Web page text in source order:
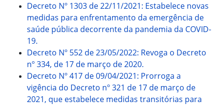
Decreto Nº 1303 de 22/11/2021: Estabelece novas
medidas para enfrentamento da emergência de
saúde pública decorrente da pandemia da COVID-
19.
Decreto Nº 552 de 23/05/2022: Revoga o Decreto
nº 334, de 17 de março de 2020.
Decreto Nº 417 de 09/04/2021: Prorroga a
vigência do Decreto nº 321 de 17 de março de
2021, que estabelece medidas transitórias para